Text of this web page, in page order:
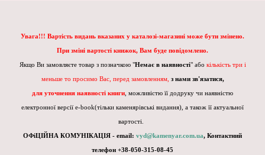
Увага!!! Вартість видань вказаних у каталозі-магазині може бути змінено.
При зміні вартості книжок, Вам буде повідомлено.
Якщо Ви замовляєте товар з позначкою "Немає в наявності" або кількість три і
меньше то просимо Вас, перед замовленням, з нами зв'язатися,
для уточнення наявності книги , можливістю її додруку чи наявністю
електронної версії e-book(тільки каменярівські видання), а також її актуальної
вартості.
ОФіЦІЙНА КОМУНІКАЦІЯ - email: vyd@kamenyar.com.ua, Контактний
телефон +38-050-315-08-45